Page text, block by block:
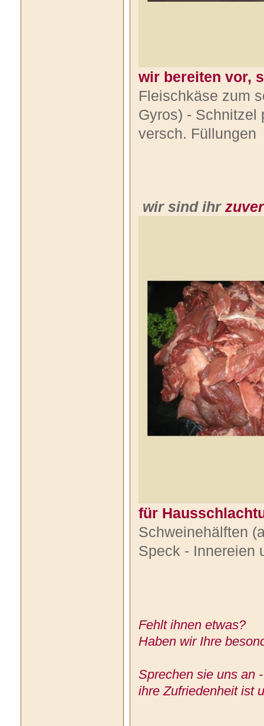
wir bereiten vor,
Fleischkäse zum
Gyros) - Schnitzel
versch. Füllungen
wir sind ihr
für
Schweinehälften
Speck - Innereien
Fehlt ihnen etwas?
Haben wir Ihre
Sprechen sie uns an
ihre Zufriedenheit ist